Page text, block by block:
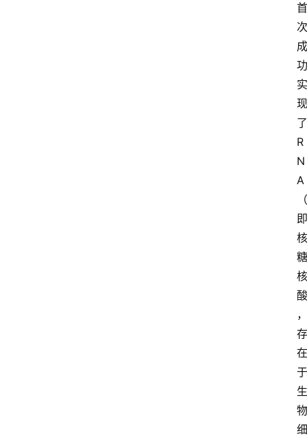
首
次
成
功
实
现
了
R
N
A
（
即
核
糖
核
酸
，
存
在
于
生
物
细